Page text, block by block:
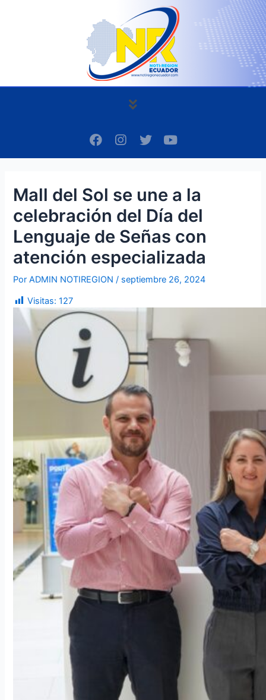
Menú
F
a
c
o
o
k
I
n
s
g
r
a
m
T
w
i
e
r
Y
o
u
b
Mall del Sol se une a la
celebración del Día del
Lenguaje de Señas con
atención especializada
PorADMIN NOTIREGION/ septiembre 26, 2024
Visitas: 127